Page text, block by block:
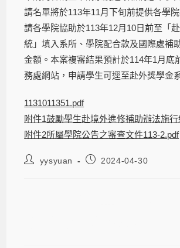
請名單將於113年11月下旬前提供各學
請各學院協助於113年12月10日前至「
統」填入系所、學院配合款及國際處補
金額。本案複審結果預計於114年1月底
務處網站，申請學生可逕至赴外獎學金
1131011351.pdf
附件1鼓勵學生赴境外進修補助辦法施
附件2所屬學院公告之審查文件113-2.pdf
yysyuan 2024-04-30